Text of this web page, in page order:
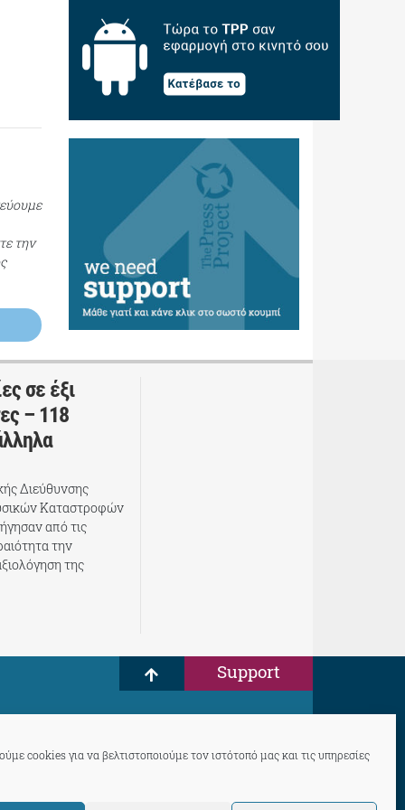
cookies για να βελτιστοποιούμε τον ιστότοπό μας και τις υπηρεσίες
την
σε έξι
– 118
Διεύθυνσης
Καταστροφών
από τις
την
της
Support